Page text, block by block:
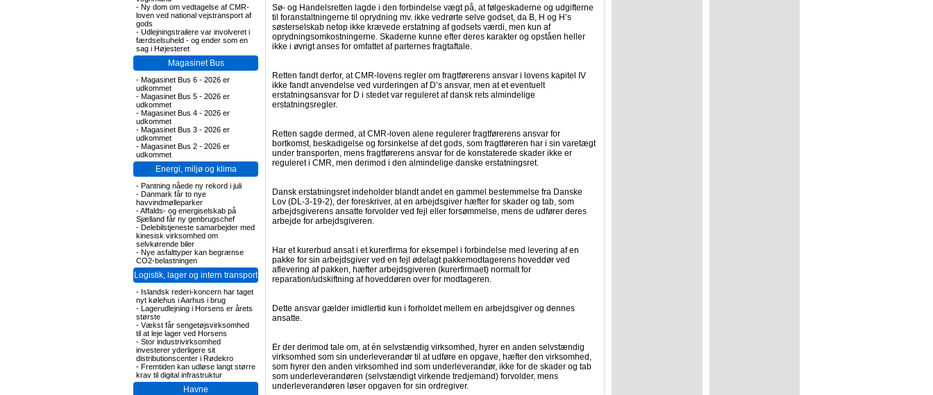
- Ny dom om vedtagelse af CMR-
loven ved national vejstransport af
gods
- Udlejningstrailere var involveret i
færdselsuheld - og ender som en
sag i Højesteret
Magasinet Bus
- Magasinet Bus 6 - 2026 er
udkommet
- Magasinet Bus 5 - 2026 er
udkommet
- Magasinet Bus 4 - 2026 er
udkommet
- Magasinet Bus 3 - 2026 er
udkommet
- Magasinet Bus 2 - 2026 er
udkommet
Energi, miljø og klima
- Pantning nåede ny rekord i juli
- Danmark får to nye
havvindmølleparker
-Affalds- og energiselskab på
Sjælland får ny genbrugschef
- Delebilstjeneste samarbejder med
kinesisk virksomhed om
selvkørende biler
- Nye asfalttyper kan begrænse
CO2-belastningen
Logistik, lager og intern transport
- Islandsk rederi-koncern har taget
nyt kølehus i Aarhus i brug
- Lagerudlejning i Horsens er årets
største
- Vækst får sengetøjsvirksomhed
til at leje lager ved Horsens
- Stor industrivirksomhed
investerer yderligere sit
distributionscenter i Rødekro
- Fremtiden kan udløse langt større
krav til digital infrastruktur
Havne
Sø- og Handelsretten lagde i den forbindelse vægt på, at følgeskaderne og udgifterne
til foranstaltningerne til oprydning mv. ikke vedrørte selve godset, da B, H og H’s
søsterselskab netop ikke krævede erstatning af godsets værdi, men kun af
oprydningsomkostningerne. Skaderne kunne efter deres karakter og opståen heller
ikke i øvrigt anses for omfattet af parternes fragtaftale.
Retten fandt derfor, at CMR-lovens regler om fragtførerens ansvar i lovens kapitel IV
ikke fandt anvendelse ved vurderingen af D’s ansvar, men at et eventuelt
erstatningsansvar for D i stedet var reguleret af dansk rets almindelige
erstatningsregler.
Retten sagde dermed, at CMR-loven alene regulerer fragtførerens ansvar for
bortkomst, beskadigelse og forsinkelse af det gods, som fragtføreren har i sin varetægt
under transporten, mens fragtførerens ansvar for de konstaterede skader ikke er
reguleret i CMR, men derimod i den almindelige danske erstatningsret.
Dansk erstatningsret indeholder blandt andet en gammel bestemmelse fra Danske
Lov (DL-3-19-2), der foreskriver, at en arbejdsgiver hæfter for skader og tab, som
arbejdsgiverens ansatte forvolder ved fejl eller forsømmelse, mens de udfører deres
arbejde for arbejdsgiveren.
Har et kurerbud ansat i et kurerfirma for eksempel i forbindelse med levering af en
pakke for sin arbejdsgiver ved en fejl ødelagt pakkemodtagerens hoveddør ved
aflevering af pakken, hæfter arbejdsgiveren (kurerfirmaet) normalt for
reparation/udskiftning af hoveddøren over for modtageren.
Dette ansvar gælder imidlertid kun i forholdet mellem en arbejdsgiver og dennes
ansatte.
Er der derimod tale om, at én selvstændig virksomhed, hyrer en anden selvstændig
virksomhed som sin underleverandør til at udføre en opgave, hæfter den virksomhed,
som hyrer den anden virksomhed ind som underleverandør, ikke for de skader og tab
som underleverandøren (selvstændigt virkende tredjemand) forvolder, mens
underleverandøren løser opgaven for sin ordregiver.